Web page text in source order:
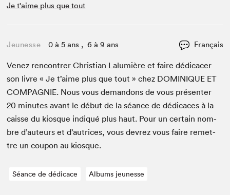
Je t'aime plus que tout
Jeunesse 0 à 5 ans , 6 à 9 ans Français
Venez ren­con­tr­er Chris­t­ian Lalu­mière et faire dédi­cac­er
son livre « Je t’aime plus que tout » chez DOMINIQUE ET
COM­PAG­NIE. Nous vous deman­dons de vous présen­ter
20 min­utes avant le début de la séance de dédi­caces à la
caisse du kiosque indiqué plus haut. Pour un cer­tain nom­
bre d’auteurs et d’autrices, vous devrez vous faire remet­
tre un coupon au kiosque.
Séance de dédicace Albums jeunesse